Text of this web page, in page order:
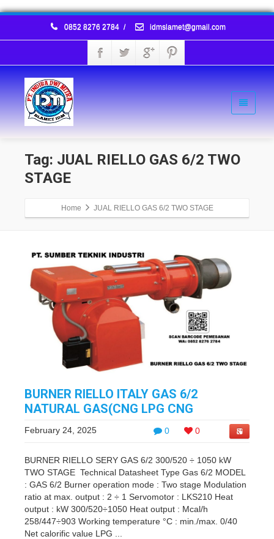
0852 8276 2784 / idmslamet@gmail.com
Tag: JUAL RIELLO GAS 6/2 TWO
STAGE
Home JUAL RIELLO GAS 6/2 TWO STAGE
BURNER RIELLO ITALY GAS 6/2
NATURAL GAS(CNG LPG CNG
0 0
February 24, 2025
BURNER RIELLO SERY GAS 6/2 300/520 ÷ 1050 kW
TWO STAGE Technical Datasheet Type Gas 6/2 MODEL
: GAS 6/2 Burner operation mode : Two stage Modulation
ratio at max. output : 2 ÷ 1 Servomotor : LKS210 Heat
output : kW 300/520÷1050 Heat output : Mcal/h
258/447÷903 Working temperature °C : min./max. 0/40
Net calorific value LPG ...